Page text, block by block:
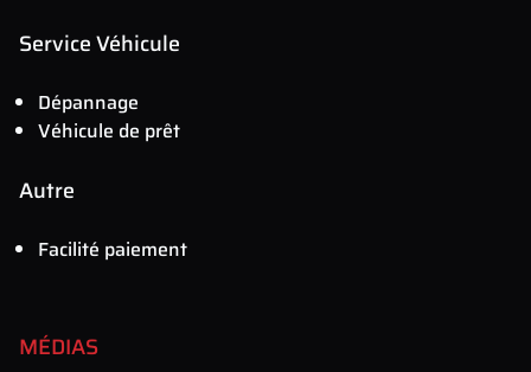
Service Véhicule
Dépannage
Véhicule de prêt
Autre
Facilité paiement
MÉDIAS